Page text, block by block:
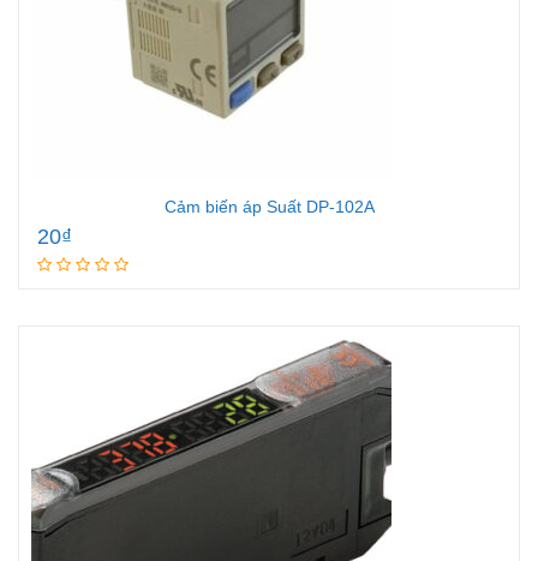
Cảm biến áp Suất DP-102A
20₫